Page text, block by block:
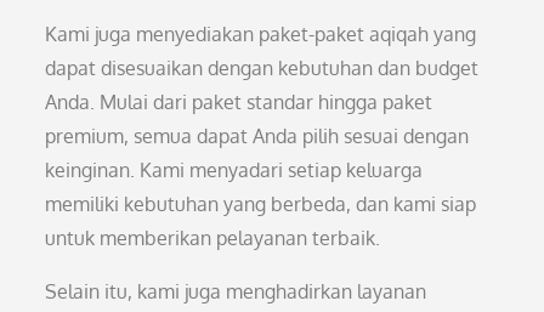
Kami juga menyediakan paket-paket aqiqah yang
dapat disesuaikan dengan kebutuhan dan budget
Anda. Mulai dari paket standar hingga paket
premium, semua dapat Anda pilih sesuai dengan
keinginan. Kami menyadari setiap keluarga
memiliki kebutuhan yang berbeda, dan kami siap
untuk memberikan pelayanan terbaik.
Selain itu, kami juga menghadirkan layanan